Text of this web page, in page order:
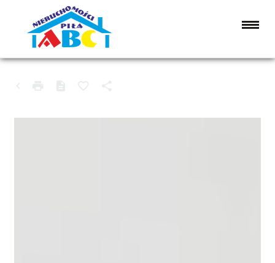
ZŁOTÓW
DOM NA SPRZEDAŻ